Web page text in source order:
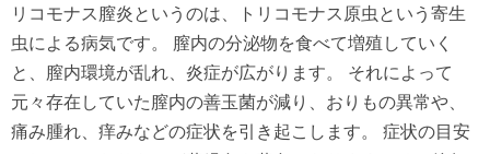
リコモナス膣炎というのは、トリコモナス原虫という寄生
虫による病気です。 膣内の分泌物を食べて増殖していく
と、膣内環境が乱れ、炎症が広がります。 それによって
元々存在していた膣内の善玉菌が減り、おりもの異常や、
痛み腫れ、痒みなどの症状を引き起こします。 症状の目安